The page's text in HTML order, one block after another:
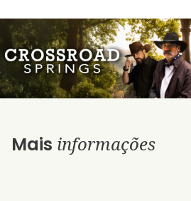
Mais informações